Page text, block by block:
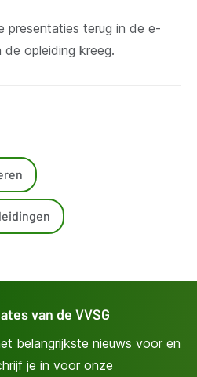
presentaties terug in de e-
opleiding kreeg.
van de VVSG
belangrijkste nieuws voor en
je in voor onze